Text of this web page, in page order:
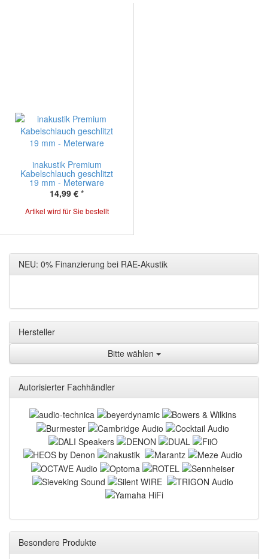
inakustik Premium
Kabelschlauch geschlitzt
19 mm - Meterware
14,99 € *
Artikel wird für Sie bestellt
NEU: 0% Finanzierung bei RAE-Akustik
Hersteller
Bitte wählen
Autorisierter Fachhändler
Besondere Produkte